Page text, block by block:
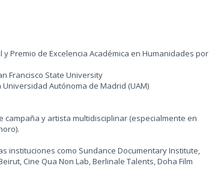
Premio de Excelencia Académica en Humanidades por
Francisco State University
Autónoma de Madrid (UAM)
y artista multidisciplinar (especialmente en
instituciones como Sundance Documentary Institute,
Cine Qua Non Lab, Berlinale Talents, Doha Film